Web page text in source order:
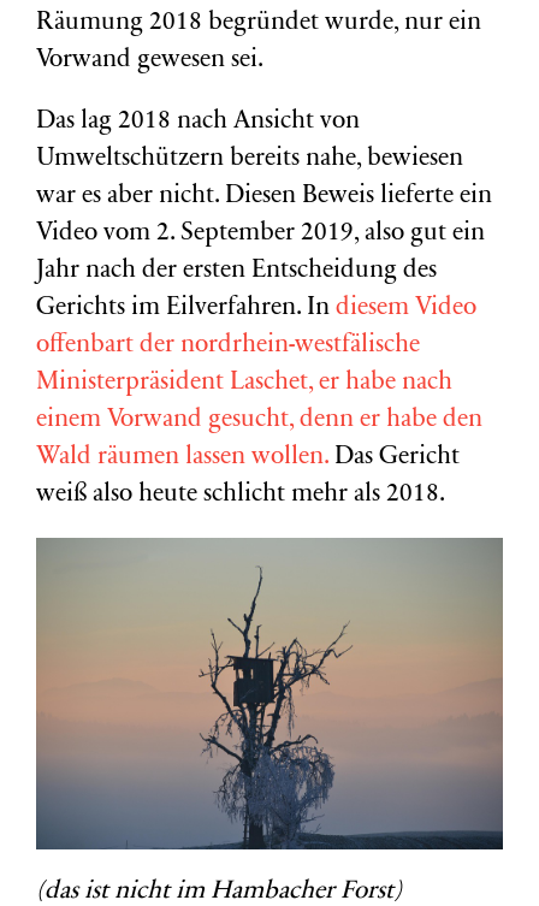
Räumung 2018 begründet wurde, nur ein
Vorwand gewesen sei.
Das lag 2018 nach Ansicht von
Umweltschützern bereits nahe, bewiesen
war es aber nicht. Diesen Beweis lieferte ein
Video vom 2. September 2019, also gut ein
Jahr nach der ersten Entscheidung des
Gerichts im Eilverfahren. In diesem Video
offenbart der nordrhein-westfälische
Ministerpräsident Laschet, er habe nach
einem Vorwand gesucht, denn er habe den
Wald räumen lassen wollen. Das Gericht
weiß also heute schlicht mehr als 2018.
(das ist nicht im Hambacher Forst)